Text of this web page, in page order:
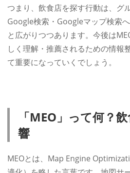
つまり、飲食店を探す行動は、グ
Google検索・Googleマップ検索
と広がりつつあります。今後は
しく理解・推薦されるための情報
て重要になっていくでしょう。
「MEO」って何？
響
MEOとは、Map Engine